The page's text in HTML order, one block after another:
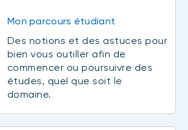
Mon parcours étudiant
Des notions et des astuces pour
bien vous outiller afin de
commencer ou poursuivre des
études, quel que soit le
domaine.